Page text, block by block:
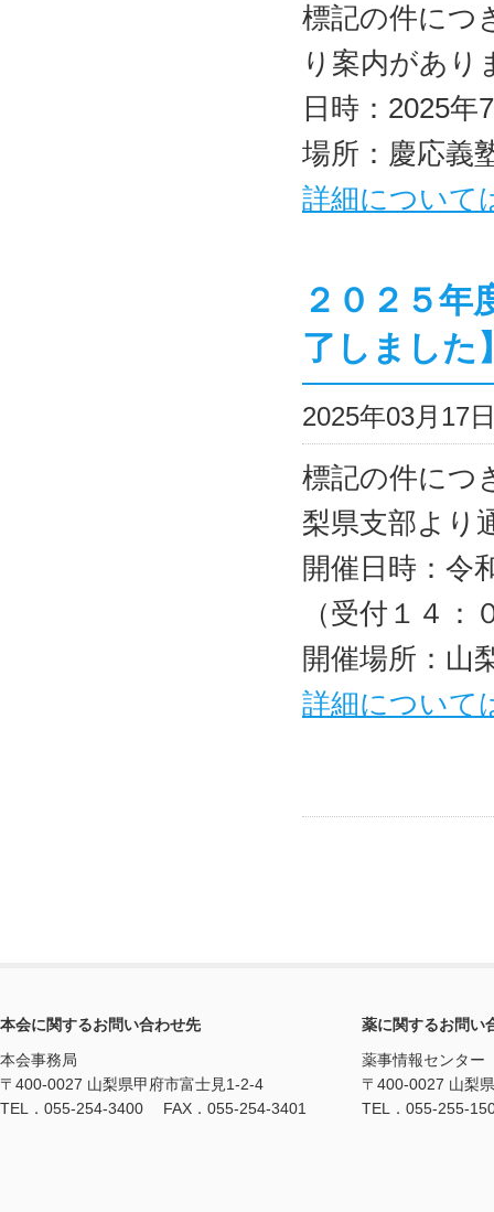
標記の件につ
り案内があり
日時：2025
場所：慶応義
詳細について
２０２５年
了しました
2025年03月17
標記の件につ
梨県支部より
開催日時：令
（受付１４：
開催場所：山
詳細について
本会に関するお問い合わせ先
本会事務局
〒400-0027 山梨県甲府市富士見1-2-4
TEL．055-254-3400 FAX．055-254-3401
薬に関するお問い
薬事情報センター
〒400-0027 山梨
TEL．055-255-